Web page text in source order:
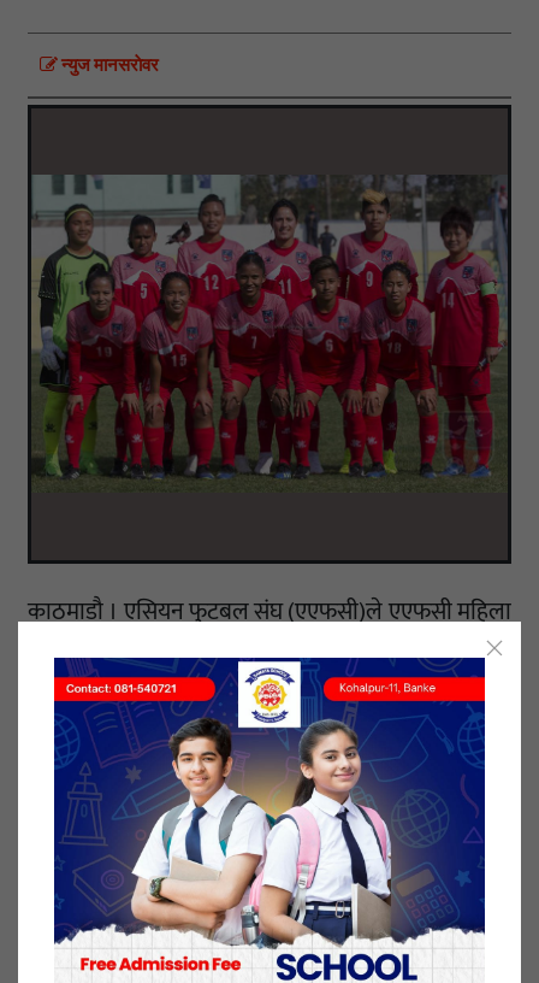
न्युज मानसराेवर
काठमाडौ । एसियन फुटबल संघ (एएफसी)ले एएफसी महिला
एसिया कप छनोटको ‘ड्र’सार्वजनिक गरेको छ। बिहिबार
सार्वजनिक भएको ‘ड्र’अनुसार नेपाल समूह ‘एफ’मा छ।
यससमूहमा नेपालसँगै फिलिपिन्स र हङकङ परेका छन्।
छनोटका खेलहरु नेपालमै गराउने एन्फाको तयारी छ।
छनोटका लागि एसियाका २८देशलाई आठ समूहमा विभाजन
गरिएको छ। समूह विजेता टोली आउँदो जनवरी२०देखि
फरवरी६सम्म भारतमा सञ्चालन हुने हुने एएफसी वुमन्स एसिया
कपमा छनोट हुनेछ।
१० असार २०७८, बिहीबार प्रकाशित